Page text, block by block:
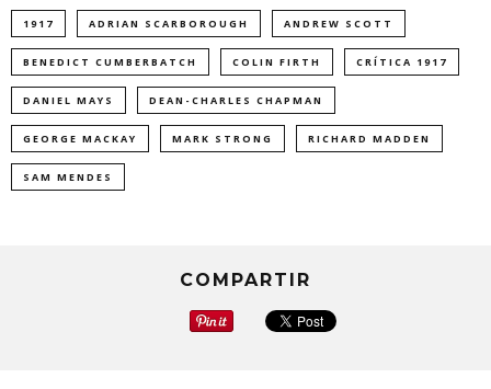
1917 ADRIAN SCARBOROUGH ANDREW SCOTT
BENEDICT CUMBERBATCH COLIN FIRTH CRÍTICA 1917
DANIEL MAYS DEAN-CHARLES CHAPMAN
GEORGE MACKAY MARK STRONG RICHARD MADDEN
SAM MENDES
COMPARTIR